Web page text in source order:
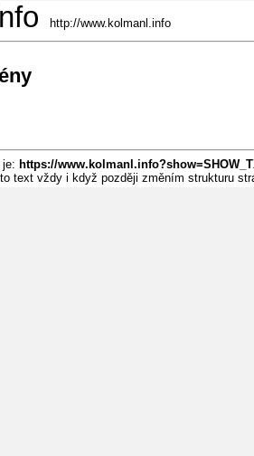
http://www.kolmanl.info
https://
text vždy i když později změním strukturu